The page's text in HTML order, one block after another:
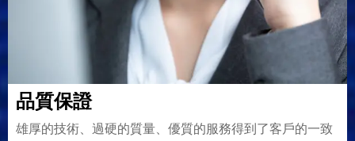
品質保證
雄厚的技術、過硬的質量、優質的服務得到了客戶的一致